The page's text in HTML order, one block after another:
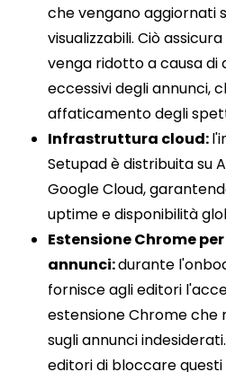
che vengano aggiornati
visualizzabili. Ciò
venga ridotto a causa di
eccessivi degli annunci,
affaticamento degli
Infrastruttura cloud:
Setupad è distribuita su
Google Cloud,
uptime e disponibilità
Estensione Chrome
annunci:durante
fornisce agli editori
estensione Chrome che
sugli annunci
editori di bloccare